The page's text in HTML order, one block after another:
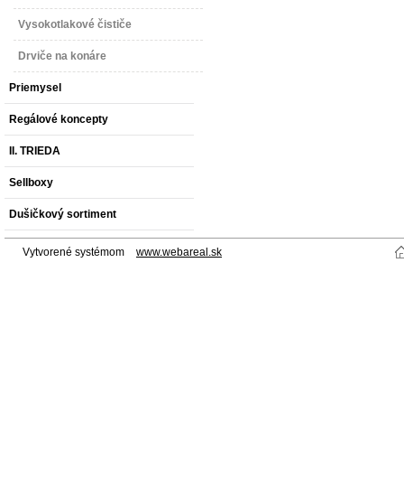
Vysokotlakové čističe
Drviče na konáre
Priemysel
Regálové koncepty
II. TRIEDA
Sellboxy
Dušičkový sortiment
Vytvorené systémom www.webareal.sk